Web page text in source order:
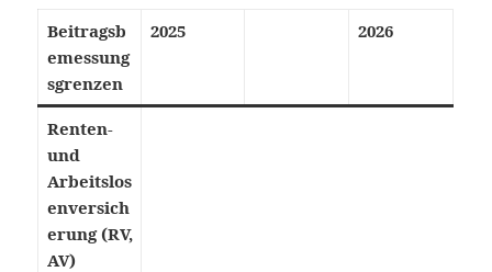
Beitragsb
emessung
sgrenzen
2025 2026
Renten-
und
Arbeitslos
enversich
erung (RV,
AV)